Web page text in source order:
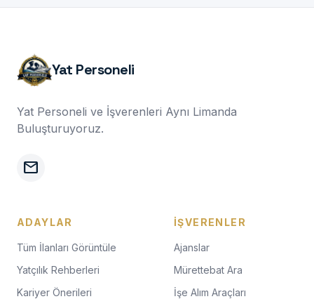
Yat Personeli
Yat Personeli ve İşverenleri Aynı Limanda
Buluşturuyoruz.
mail
ADAYLAR
Tüm İlanları Görüntüle
Yatçılık Rehberleri
Kariyer Önerileri
İŞVERENLER
Ajanslar
Mürettebat Ara
İşe Alım Araçları